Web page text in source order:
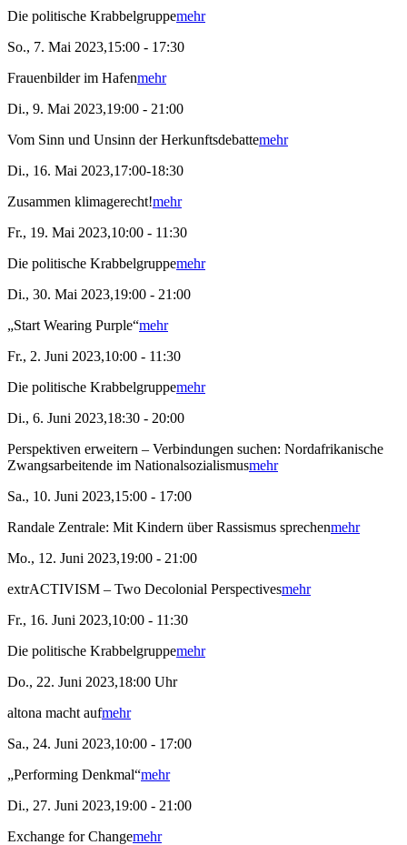
Die politische Krabbelgruppemehr
So., 7. Mai 2023,15:00 - 17:30
Frauenbilder im Hafenmehr
Di., 9. Mai 2023,19:00 - 21:00
Vom Sinn und Unsinn der Herkunftsdebattemehr
Di., 16. Mai 2023,17:00-18:30
Zusammen klimagerecht!mehr
Fr., 19. Mai 2023,10:00 - 11:30
Die politische Krabbelgruppemehr
Di., 30. Mai 2023,19:00 - 21:00
„Start Wearing Purple“mehr
Fr., 2. Juni 2023,10:00 - 11:30
Die politische Krabbelgruppemehr
Di., 6. Juni 2023,18:30 - 20:00
Perspektiven erweitern – Verbindungen suchen: Nordafrikanische
Zwangsarbeitende im Nationalsozialismusmehr
Sa., 10. Juni 2023,15:00 - 17:00
Randale Zentrale: Mit Kindern über Rassismus sprechenmehr
Mo., 12. Juni 2023,19:00 - 21:00
extrACTIVISM – Two Decolonial Perspectivesmehr
Fr., 16. Juni 2023,10:00 - 11:30
Die politische Krabbelgruppemehr
Do., 22. Juni 2023,18:00 Uhr
altona macht aufmehr
Sa., 24. Juni 2023,10:00 - 17:00
„Performing Denkmal“mehr
Di., 27. Juni 2023,19:00 - 21:00
Exchange for Changemehr